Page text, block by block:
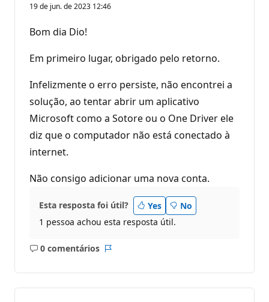
19 de jun. de 2023 12:46
Bom dia Dio!
Em primeiro lugar, obrigado pelo retorno.
Infelizmente o erro persiste, não encontrei a
solução, ao tentar abrir um aplicativo
Microsoft como a Sotore ou o One Driver ele
diz que o computador não está conectado à
internet.
Não consigo adicionar uma nova conta.
Esta resposta foi útil? Yes
No
1 pessoa achou esta resposta útil.
0 comentários
Sem